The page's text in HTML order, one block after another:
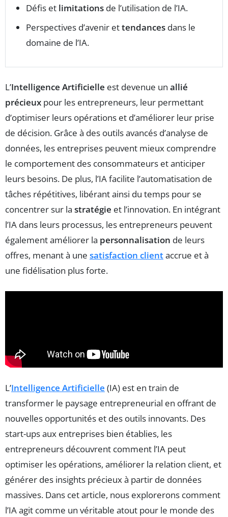
Défis et limitations de l’utilisation de l’IA.
Perspectives d’avenir ettendances dans le
domaine de l’IA.
L’Intelligence Artificielle est devenue un allié
précieux pour les entrepreneurs, leur permettant
d’optimiser leurs opérations et d’améliorer leur prise
de décision. Grâce à des outils avancés d’analyse de
données, les entreprises peuvent mieux comprendre
le comportement des consommateurs et anticiper
leurs besoins. De plus, l’IA facilite l’automatisation de
tâches répétitives, libérant ainsi du temps pour se
concentrer sur la stratégie et l’innovation. En intégrant
l’IA dans leurs processus, les entrepreneurs peuvent
également améliorer la personnalisation de leurs
offres, menant à une satisfaction clientaccrue et à
une fidélisation plus forte.
L’Intelligence Artificielle (IA) est en train de
transformer le paysage entrepreneurial en offrant de
nouvelles opportunités et des outils innovants. Des
start-ups aux entreprises bien établies, les
entrepreneurs découvrent comment l’IA peut
optimiser les opérations, améliorer la relation client, et
générer des insights précieux à partir de données
massives. Dans cet article, nous explorerons comment
l’IA agit comme un véritable atout pour le monde des